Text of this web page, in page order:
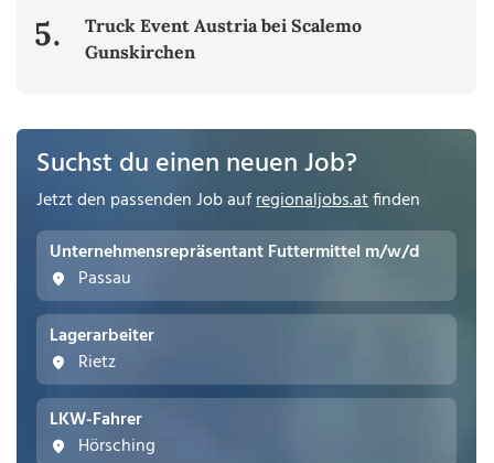
5.
Truck Event Austria bei Scalemo
Gunskirchen
Suchst du einen neuen Job?
Jetzt den passenden Job aufregionaljobs.atfinden
Unternehmensrepräsentant Futtermittel m/w/d
Passau
Lagerarbeiter
Rietz
LKW-Fahrer
Hörsching